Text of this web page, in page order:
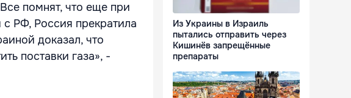
помнят, что еще при
РФ, Россия прекратила
доказал, что
поставки газа», -
Из Украины в Израиль
пытались отправить через
Кишинёв запрещённые
препараты